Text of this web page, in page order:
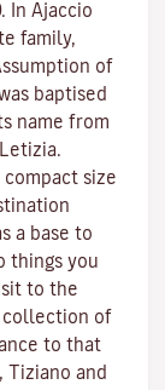
In Ajaccio
family,
of
baptised
name from
size
a base to
things you
to the
collection of
to that
and